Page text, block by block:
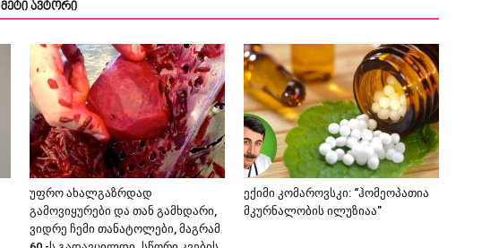
მეტი ავტორი
უფრო ახალგაზრდად
გამოვიყურები და თან გამხდარი,
ვიდრე ჩემი თანატოლები, მაგრამ
ექიმი კომაროვსკი: “ჰომეოპათია
მკურნალობის ილუზიაა”